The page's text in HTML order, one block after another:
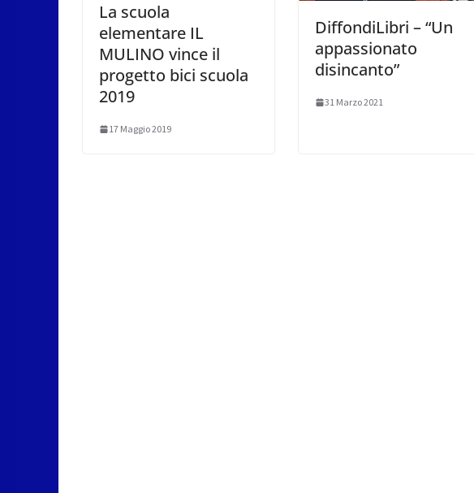
La scuola
elementare IL
MULINO vince il
progetto bici scuola
2019
17 Maggio 2019
DiffondiLibri – “Un
appassionato
disincanto”
31 Marzo 2021